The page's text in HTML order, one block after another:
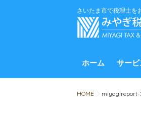
さいたま市で税理士を
ホーム サービ
HOME miyagireport-